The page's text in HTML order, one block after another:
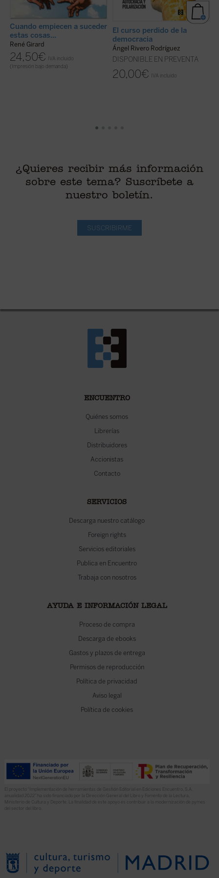
Cuando empiecen a suceder
estas cosas...
René Girard
24,50€ IVA incluido
(Impresión bajo demanda)
El curso perdido de la
democracia
Ángel Rivero Rodríguez
DISPONIBLE EN PREVENTA
20,00€ IVA incluido
¿Quieres recibir más información
sobre este tema? Suscríbete a
nuestro boletín.
SUSCRIBIRME
ENCUENTRO
Quiénes somos
Librerías
Distribuidores
Accionistas
Contacto
SERVICIOS
Descarga nuestro catálogo
Foreign rights
Servicios editoriales
Publica en Encuentro
Trabaja con nosotros
AYUDA E INFORMACIÓN LEGAL
Proceso de compra
Descarga de ebooks
Gastos y plazos de entrega
Permisos de reproducción
Política de privacidad
Aviso legal
Política de cookies
El proyecto “Implementación de herramientas de Gestión Editorial en Ediciones Encuentro, S.A.
anualidad 2022” ha sido financiado por la Dirección General del Libro y Fomento de la Lectura,
Ministerio de Cultura y Deporte. La finalidad de este apoyo es contribuir a la modernización de pymes
del sector del libro.